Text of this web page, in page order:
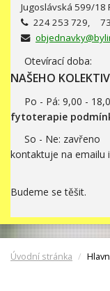
Jugoslávská
224 253
Otevírací
NAŠEHO
Po - Pá:
fytoterapie
So - Ne:
kontaktuje na
nebo
Budeme se těšit.
Úvodní stránka